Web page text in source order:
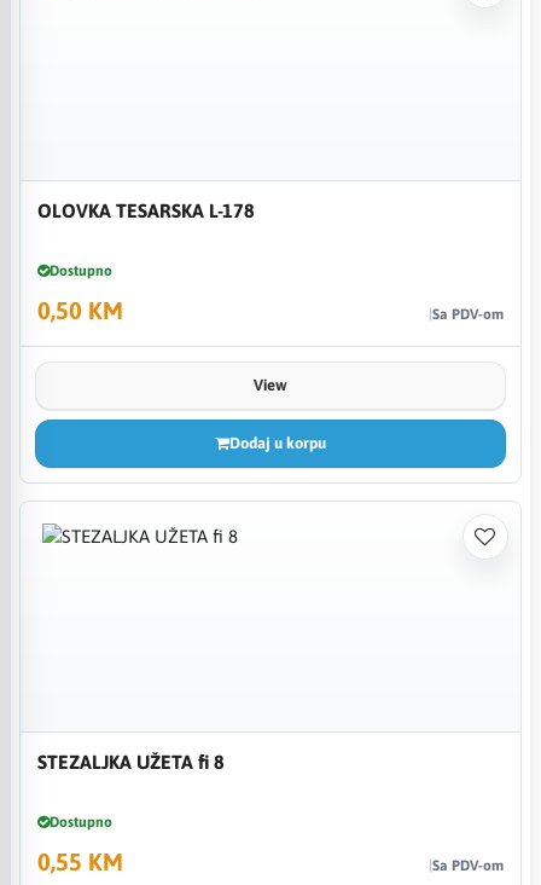
OLOVKA TESARSKA L-178
Dostupno
0,50 KM Sa PDV-om
View
Dodaj u korpu
STEZALJKA UŽETA fi 8
Dostupno
0,55 KM Sa PDV-om